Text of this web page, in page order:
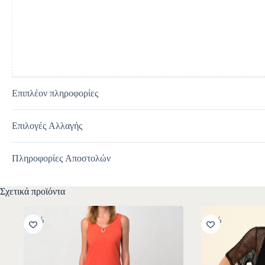
i
v
e
:
Επιπλέον πληροφορίες
Επιλογές Αλλαγής
Πληροφορίες Αποστολών
Σχετικά προϊόντα
-30% -30%